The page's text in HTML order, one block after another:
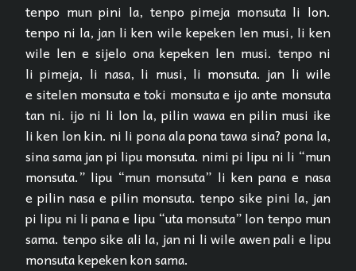
tenpo mun pini la, tenpo pimeja monsuta li lon.
tenpo ni la, jan li ken wile kepeken len musi, li ken
wile len e sijelo ona kepeken len musi. tenpo ni
li pimeja, li nasa, li musi, li monsuta. jan li wile
e sitelen monsuta e toki monsuta e ijo ante monsuta
tan ni. ijo ni li lon la, pilin wawa en pilin musi ike
li ken lon kin. ni li pona ala pona tawa sina? pona la,
sina sama jan pi lipu monsuta. nimi pi lipu ni li “mun
monsuta.” lipu “mun monsuta” li ken pana e nasa
e pilin nasa e pilin monsuta. tenpo sike pini la, jan
pi lipu ni li pana e lipu “uta monsuta” lon tenpo mun
sama. tenpo sike ali la, jan ni li wile awen pali e lipu
monsuta kepeken kon sama.